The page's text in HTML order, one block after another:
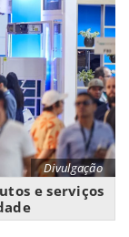
Divulgação
e serviços